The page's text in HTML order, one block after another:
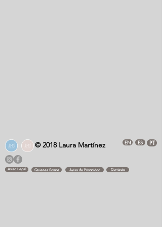
ES PT
Aviso Legal Aviso de Privacidad
© 2018 Laura Martínez
Contacto
Quienes Somos
EN